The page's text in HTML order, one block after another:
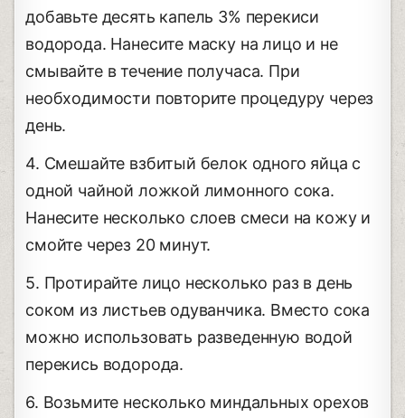
добавьте десять капель 3% перекиси
водорода. Нанесите маску на лицо и не
смывайте в течение получаса. При
необходимости повторите процедуру через
день.
4. Смешайте взбитый белок одного яйца с
одной чайной ложкой лимонного сока.
Нанесите несколько слоев смеси на кожу и
смойте через 20 минут.
5. Протирайте лицо несколько раз в день
соком из листьев одуванчика. Вместо сока
можно использовать разведенную водой
перекись водорода.
6. Возьмите несколько миндальных орехов